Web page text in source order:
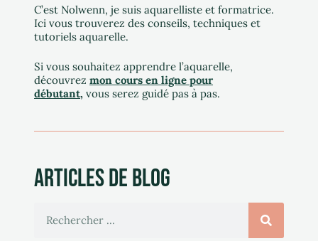
C’est Nolwenn, je suis aquarelliste et formatrice.
Ici vous trouverez des conseils, techniques et
tutoriels aquarelle.
Si vous souhaitez apprendre l’aquarelle,
découvrez mon cours en ligne pour
débutant, vous serez guidé pas à pas.
ARTICLES DE BLOG